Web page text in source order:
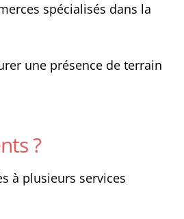
spécialisés dans la
une présence de terrain
?
à plusieurs services